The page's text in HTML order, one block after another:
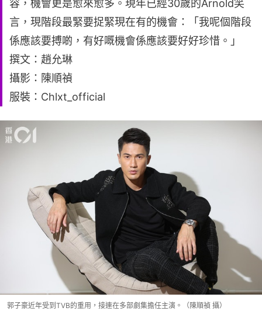
容，機會更是愈來愈多。現年已經30歲的Arnold笑
言，現階段最緊要捉緊現在有的機會：「我呢個階段
係應該要搏啲，有好嘅機會係應該要好好珍惜。」
撰文：趙允琳
攝影：陳順禎
服裝：Chlxt_official
郭子豪近年受到TVB的重用，接連在多部劇集擔任主演。（陳順禎 攝）